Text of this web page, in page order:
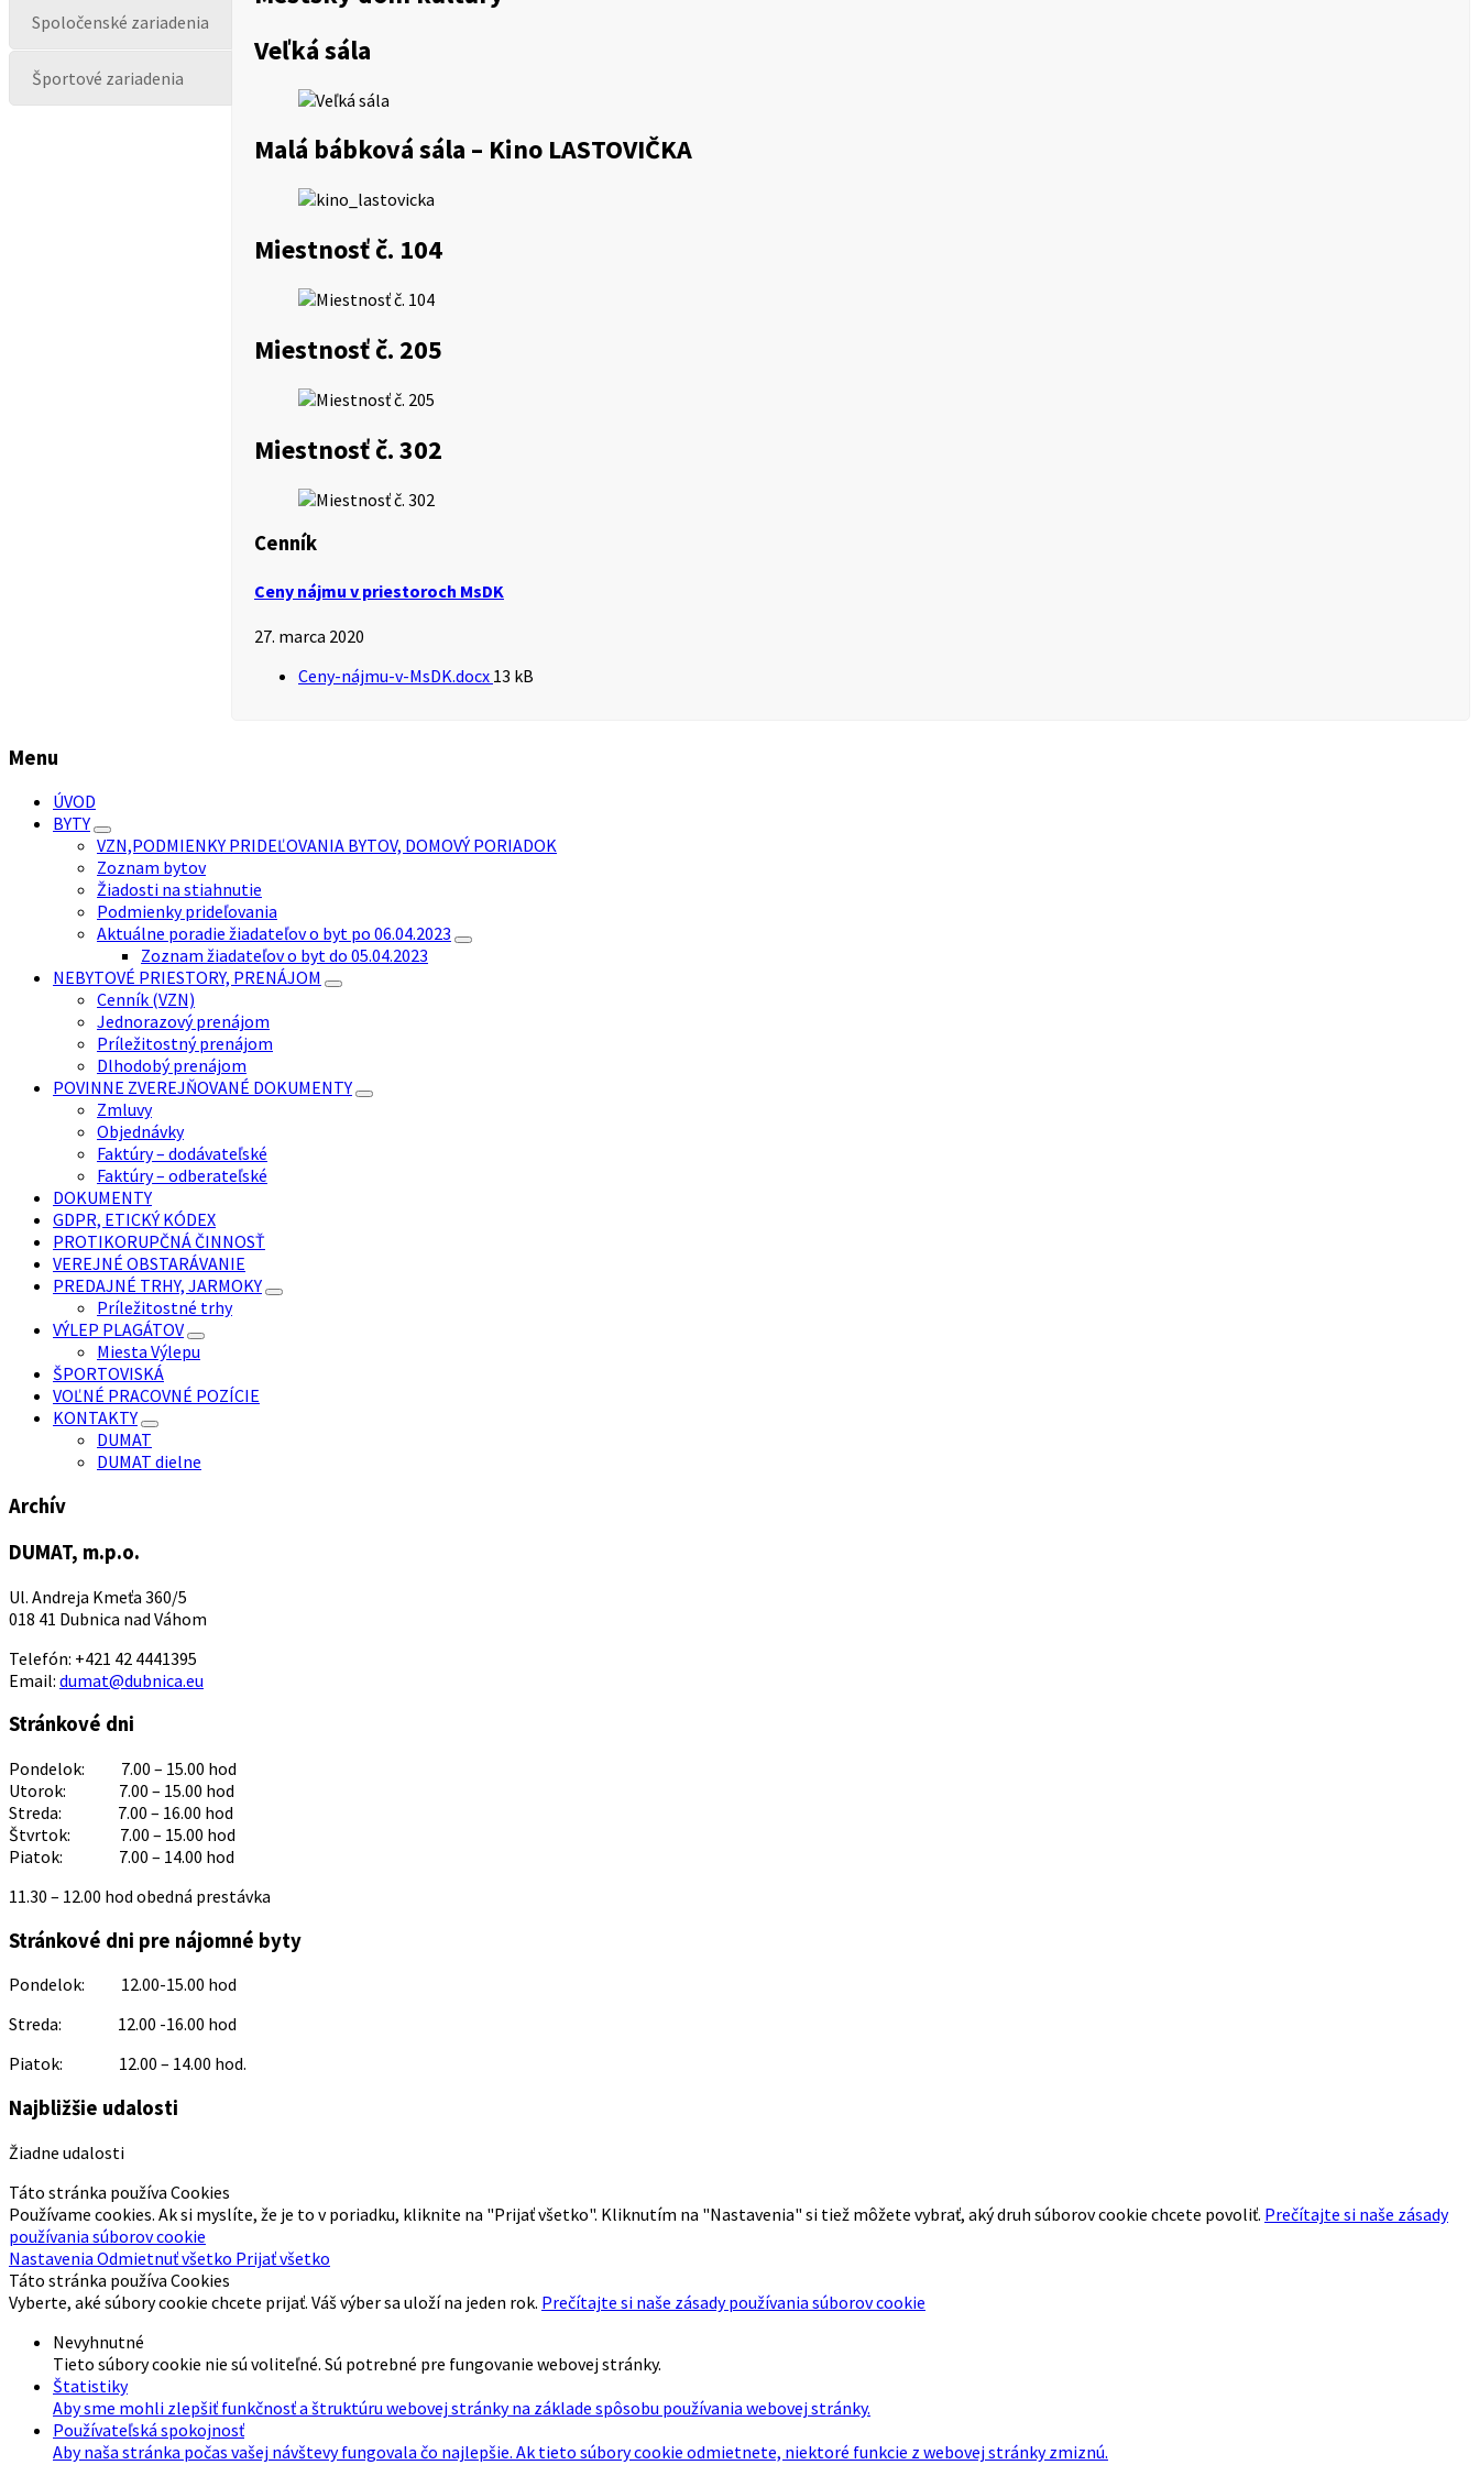
Spoločenské zariadenia
Športové zariadenia
Veľká sála
Malá bábková sála – Kino LASTOVIČKA
Miestnosť č. 104
Miestnosť č. 205
Miestnosť č. 302
Cenník
Ceny nájmu v priestoroch MsDK
27. marca 2020
Ceny-nájmu-v-MsDK.docx Veľkosť
13 kB
Menu
ÚVOD
BYTY
VZN,PODMIENKY PRIDEĽOVANIA BYTOV, DOMOVÝ PORIADOK
Zoznam bytov
Žiadosti na stiahnutie
Podmienky prideľovania
Aktuálne poradie žiadateľov o byt po 06.04.2023
Zoznam žiadateľov o byt do 05.04.2023
NEBYTOVÉ PRIESTORY, PRENÁJOM
Cenník (VZN)
Jednorazový prenájom
Príležitostný prenájom
Dlhodobý prenájom
POVINNE ZVEREJŇOVANÉ DOKUMENTY
Zmluvy
Objednávky
Faktúry – dodávateľské
Faktúry – odberateľské
DOKUMENTY
GDPR, ETICKÝ KÓDEX
PROTIKORUPČNÁ ČINNOSŤ
VEREJNÉ OBSTARÁVANIE
PREDAJNÉ TRHY, JARMOKY
Príležitostné trhy
VÝLEP PLAGÁTOV
Miesta Výlepu
ŠPORTOVISKÁ
VOĽNÉ PRACOVNÉ POZÍCIE
KONTAKTY
DUMAT
DUMAT dielne
Archív
DUMAT, m.p.o.
Ul. Andreja Kmeťa 360/5
018 41 Dubnica nad Váhom
Telefón: +421 42 4441395
Email: dumat@dubnica.eu
Stránkové dni
Pondelok: 7.00 – 15.00 hod
Utorok: 7.00 – 15.00 hod
Streda: 7.00 – 16.00 hod
Štvrtok: 7.00 – 15.00 hod
Piatok: 7.00 – 14.00 hod
11.30 – 12.00 hod obedná prestávka
Stránkové dni pre nájomné byty
Pondelok: 12.00-15.00 hod
Streda: 12.00 -16.00 hod
Piatok: 12.00 – 14.00 hod.
Najbližšie udalosti
Žiadne udalosti
Táto stránka používa Cookies
Používame cookies. Ak si myslíte, že je to v poriadku, kliknite na "Prijať všetko". Kliknutím na "Nastavenia" si tiež môžete vybrať, aký druh súborov cookie chcete povoliť. Prečítajte si naše zásady
používania súborov cookie
Nastavenia Odmietnuť všetko Prijať všetko
Táto stránka používa Cookies
Vyberte, aké súbory cookie chcete prijať. Váš výber sa uloží na jeden rok. Prečítajte si naše zásady používania súborov cookie
Nevyhnutné
Tieto súbory cookie nie sú voliteľné. Sú potrebné pre fungovanie webovej stránky.
Štatistiky
Aby sme mohli zlepšiť funkčnosť a štruktúru webovej stránky na základe spôsobu používania webovej stránky.
Používateľská spokojnosť
Aby naša stránka počas vašej návštevy fungovala čo najlepšie. Ak tieto súbory cookie odmietnete, niektoré funkcie z webovej stránky zmiznú.